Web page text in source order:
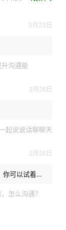
3月23日
沟通能
2月26日
起说说话聊聊天
2月26日
可以试着跟
...怎么沟通？